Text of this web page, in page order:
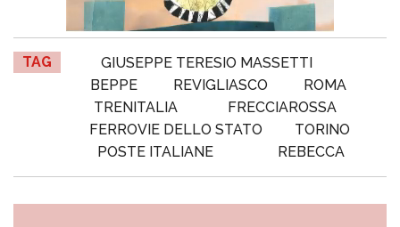
TAG
GIUSEPPE TERESIO MASSETTI
BEPPE
REVIGLIASCO
ROMA
TRENITALIA
FRECCIAROSSA
FERROVIE DELLO STATO
TORINO
POSTE ITALIANE
REBECCA